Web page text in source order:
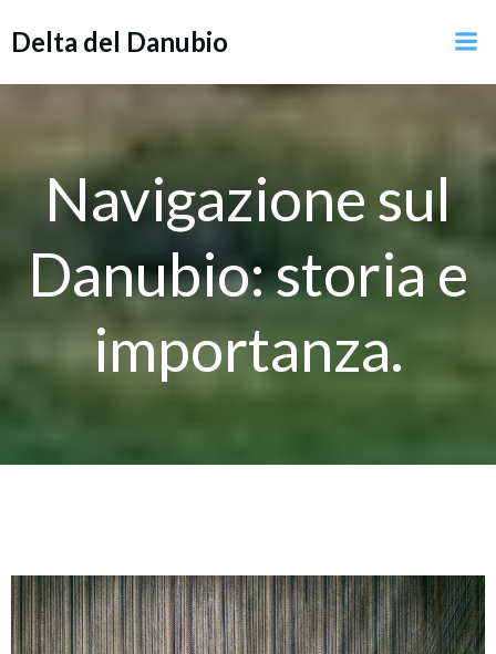
Delta del Danubio
Navigazione sul
Danubio: storia e
importanza.